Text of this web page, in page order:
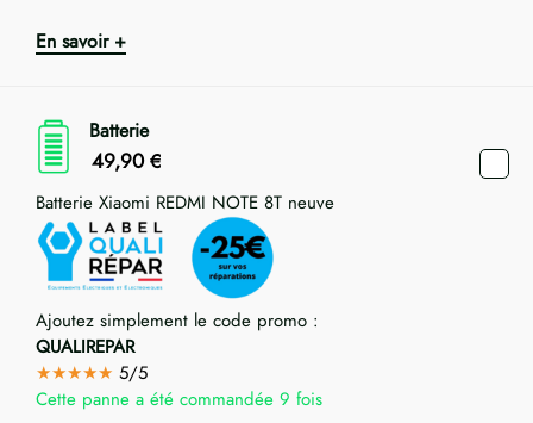
En savoir +
Batterie
49,90 €
Batterie Xiaomi REDMI NOTE 8T neuve
Ajoutez simplement le code promo :
QUALIREPAR
★★★★★ 5/5
Cette panne a été commandée 9 fois